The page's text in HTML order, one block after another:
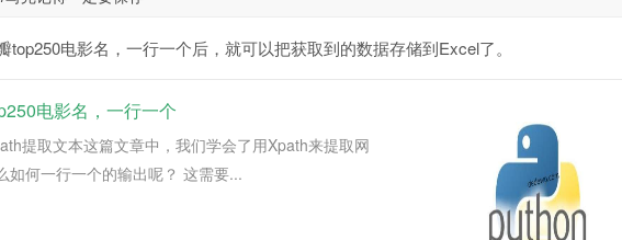
电影名，一行一个后，就可以把获取到的数据存储到Excel了。
电影名，一行一个
提取文本这篇文章中，我们学会了用Xpath来提取网
如何一行一个的输出呢？ 这需要...